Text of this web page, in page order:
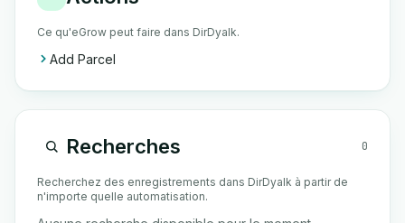
Ce qu'eGrow peut faire dans DirDyalk.
Add Parcel
Recherches 0
Recherchez des enregistrements dans DirDyalk à partir de
n'importe quelle automatisation.